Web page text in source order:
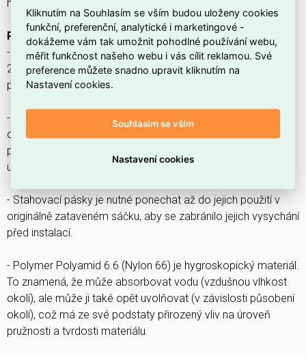
horkým povrchem.
Poznámky ke skladování:
- Doporučená teplota pro skladování stahovacích pásků je
20-23°C při relativní vlhkosti okolí 50% (ne příliš suché
prostory, mimo dosah zdrojů tepla).
- Stahovací pásky jsou dodávány v uzavřeném (zataveném)
obalu s vlhkostí materiálu 3-5% pro zachování ideální
pružnosti polyamidu 6.6, která je potřebná pro optimální
utažení smyčky stahovacího pásku do statického stavu.
- Stahovací pásky je nutné ponechat až do jejich použití v
originálně zataveném sáčku, aby se zabránilo jejich vysychání
před instalací.
- Polymer Polyamid 6.6 (Nylon 66) je hygroskopický materiál.
To znamená, že může absorbovat vodu (vzdušnou vlhkost
okolí), ale může ji také opět uvolňovat (v závislosti působení
okolí), což má ze své podstaty přirozený vliv na úroveň
pružnosti a tvrdosti materiálu.
Kliknutím na Souhlasím se vším budou uloženy cookies
funkční, preferenční, analytické i marketingové -
dokážeme vám tak umožnit pohodlné používání webu,
měřit funkčnost našeho webu i vás cílit reklamou. Své
preference můžete snadno upravit kliknutím na
Nastavení cookies.
Souhlasím se vším
Nastavení cookies